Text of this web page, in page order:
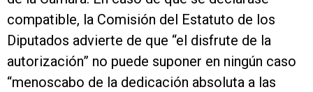
compatible, la Comisión del Estatuto de los
Diputados advierte de que “el disfrute de la
autorización” no puede suponer en ningún caso
“menoscabo de la dedicación absoluta a las